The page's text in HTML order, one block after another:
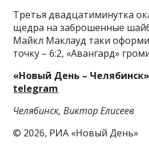
Третья двадцатиминутка
щедра на заброшенные
Майкл Маклауд таки
точку – 6:2, «Авангард»
«Новый День – Челябинск»
telegram
Челябинск, Виктор Елисеев
© 2026, РИА «Новый День»